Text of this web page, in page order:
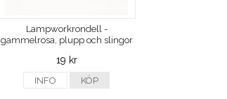
Lampworkrondell -
gammelrosa, plupp och slingor
19 kr
INFO KÖP